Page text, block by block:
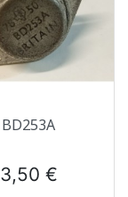
BD253A
Prix
3,50 €